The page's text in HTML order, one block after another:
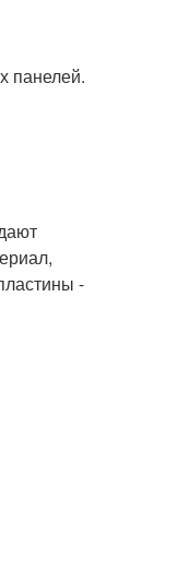
панелей.
-